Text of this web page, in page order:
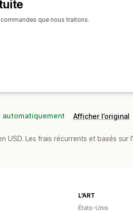
que nous traitons.
Afficher l’original
USD. Les frais récurrents et basés sur
L'ART
États-Unis